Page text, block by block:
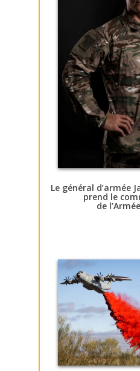
Le général d’armée
prend le
de